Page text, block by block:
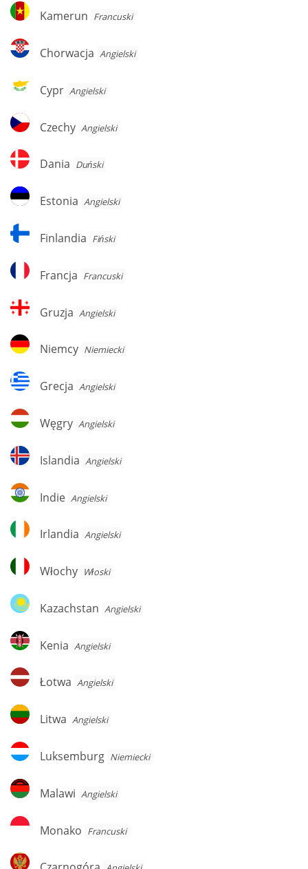
Kamerun
Kamerun Francuski
Chorwacja
Chorwacja Angielski
Cypr
Cypr Angielski
Czechy
Czechy Angielski
Dania
Dania Duński
Estonia
Estonia Angielski
Finlandia
Finlandia Fiński
Francja
Francja Francuski
Gruzja
Gruzja Angielski
Niemcy
Niemcy Niemiecki
Grecja
Grecja Angielski
Węgry
Węgry Angielski
Islandia
Islandia Angielski
Indie
Indie Angielski
Irlandia
Irlandia Angielski
Włochy
Włochy Włoski
Kazachstan
Kazachstan Angielski
Kenia
Kenia Angielski
Łotwa
Łotwa Angielski
Litwa
Litwa Angielski
Luksemburg
Luksemburg Niemiecki
Malawi
Malawi Angielski
Monako
Monako Francuski
Czarnogóra